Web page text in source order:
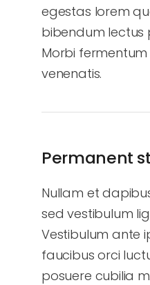
egestas lorem
bibendum lectus
Morbi
venenatis.
Permanent
Nullam et
sed vestibulum
Vestibulum ante
faucibus orci
posuere cubilia